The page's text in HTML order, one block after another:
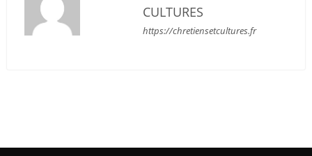
CULTURES
https://chretiensetcultures.fr